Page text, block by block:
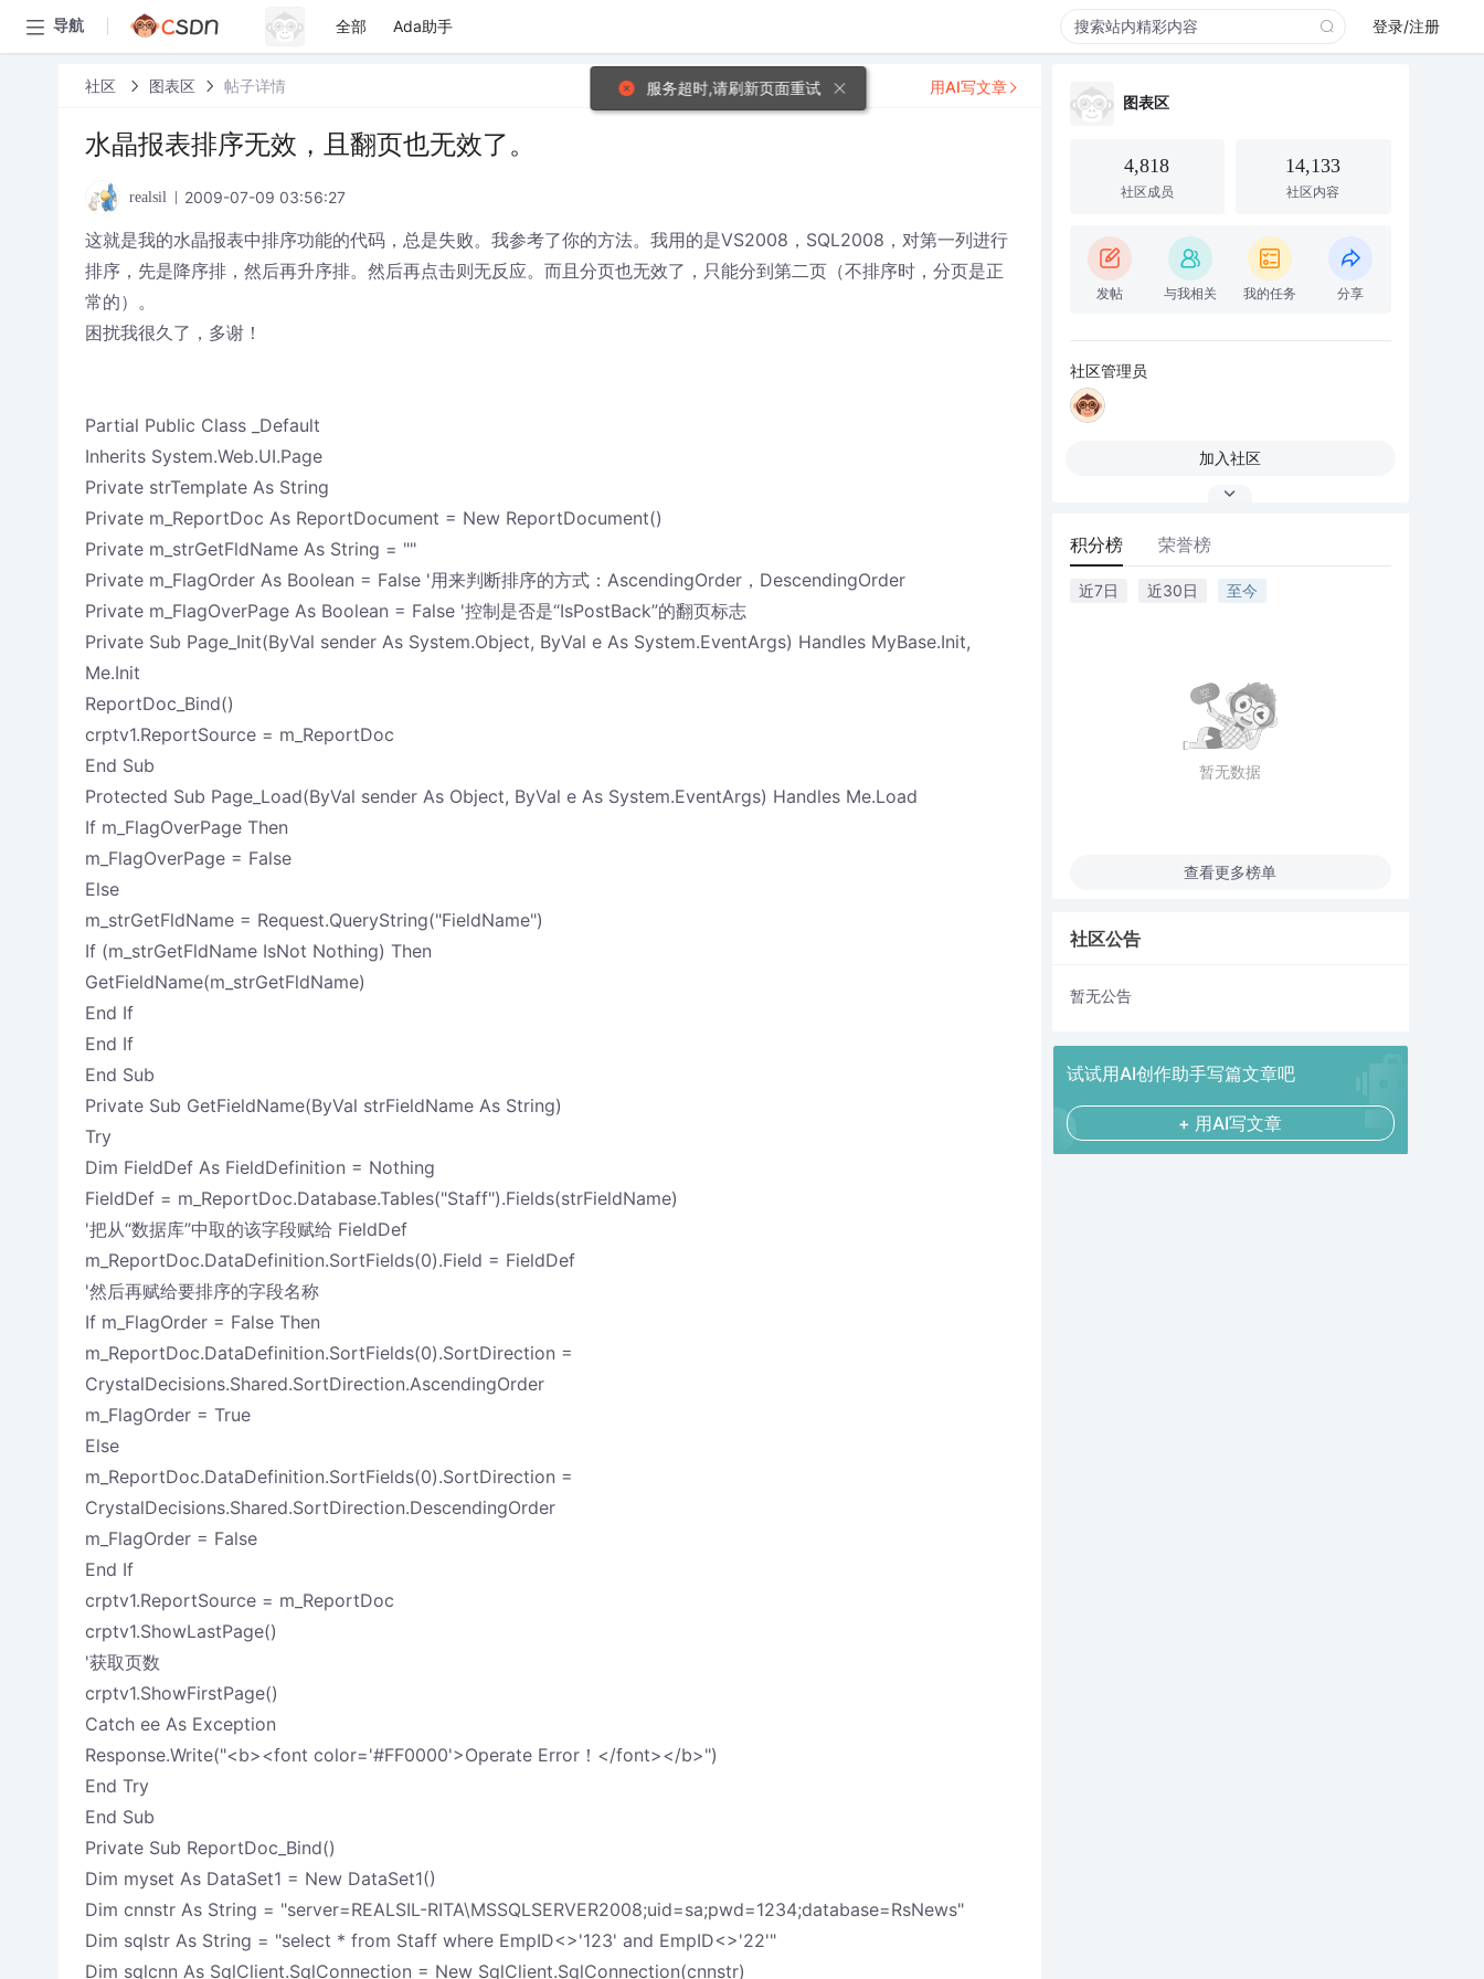
导航 全部 Ada助手 登录/注册
社区 图表区 帖子详情
水晶报表排序无效，且翻页也无效了。
realsil 2009-07-09 03:56:27
这就是我的水晶报表中排序功能的代码，总是失败。我参考了你的方法。我用的是VS2008，SQL2008，对第一列进行
排序，先是降序排，然后再升序排。然后再点击则无反应。而且分页也无效了，只能分到第二页（不排序时，分页是正
常的）。
困扰我很久了，多谢！
Partial Public Class _Default
Inherits System.Web.UI.Page
Private strTemplate As String
Private m_ReportDoc As ReportDocument = New ReportDocument()
Private m_strGetFldName As String = ""
Private m_FlagOrder As Boolean = False '用来判断排序的方式：AscendingOrder，DescendingOrder
Private m_FlagOverPage As Boolean = False '控制是否是“IsPostBack”的翻页标志
Private Sub Page_Init(ByVal sender As System.Object, ByVal e As System.EventArgs) Handles MyBase.Init,
Me.Init
ReportDoc_Bind()
crptv1.ReportSource = m_ReportDoc
End Sub
Protected Sub Page_Load(ByVal sender As Object, ByVal e As System.EventArgs) Handles Me.Load
If m_FlagOverPage Then
m_FlagOverPage = False
Else
m_strGetFldName = Request.QueryString("FieldName")
If (m_strGetFldName IsNot Nothing) Then
GetFieldName(m_strGetFldName)
End If
End If
End Sub
Private Sub GetFieldName(ByVal strFieldName As String)
Try
Dim FieldDef As FieldDefinition = Nothing
FieldDef = m_ReportDoc.Database.Tables("Staff").Fields(strFieldName)
'把从“数据库”中取的该字段赋给 FieldDef
m_ReportDoc.DataDefinition.SortFields(0).Field = FieldDef
'然后再赋给要排序的字段名称
If m_FlagOrder = False Then
m_ReportDoc.DataDefinition.SortFields(0).SortDirection =
CrystalDecisions.Shared.SortDirection.AscendingOrder
m_FlagOrder = True
Else
m_ReportDoc.DataDefinition.SortFields(0).SortDirection =
CrystalDecisions.Shared.SortDirection.DescendingOrder
m_FlagOrder = False
End If
crptv1.ReportSource = m_ReportDoc
crptv1.ShowLastPage()
'获取页数
crptv1.ShowFirstPage()
Catch ee As Exception
Response.Write("<b><font color='#FF0000'>Operate Error！</font></b>")
End Try
End Sub
Private Sub ReportDoc_Bind()
Dim myset As DataSet1 = New DataSet1()
Dim cnnstr As String = "server=REALSIL-RITA\MSSQLSERVER2008;uid=sa;pwd=1234;database=RsNews"
Dim sqlstr As String = "select * from Staff where EmpID<>'123' and EmpID<>'22'"
Dim sqlcnn As SqlClient.SqlConnection = New SqlClient.SqlConnection(cnnstr)
用AI写文章
图表区
4,818
社区成员
14,133
社区内容
发帖 与我相关 我的任务 分享
社区管理员
加入社区
积分榜 荣誉榜
近7日 近30日 至今
暂无数据
查看更多榜单
社区公告
暂无公告
试试用AI创作助手写篇文章吧
+ 用AI写文章
服务超时,请刷新页面重试